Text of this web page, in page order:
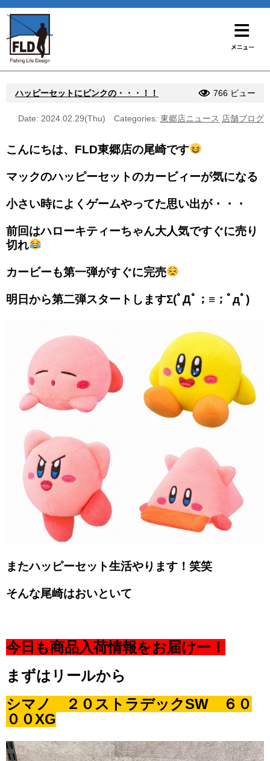
ハッピーセットにピンクの・・・！！ 766 ビュー
Date: 2024.02.29(Thu) Categories: 東郷店ニュース 店舗ブログ
こんにちは、FLD東郷店の尾崎です
マックのハッピーセットのカービィーが気になる
小さい時によくゲームやってた思い出が・・・
前回はハローキティーちゃん大人気ですぐに売り
切れ
カービーも第一弾がすぐに完売
明日から第二弾スタートしますΣ(ﾟДﾟ；≡；ﾟдﾟ)
またハッピーセット生活やります！笑笑
そんな尾崎はおいといて
今日も商品入荷情報をお届けー！
まずはリールから
シマノ ２０ストラデックSW ６０
００XG